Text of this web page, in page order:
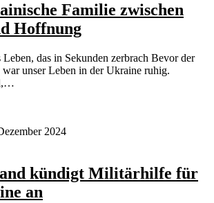
Familie zwischen
Hoffnung
das in Sekunden zerbrach Bevor der
unser Leben in der Ukraine ruhig.
2024
kündigt Militärhilfe für
an